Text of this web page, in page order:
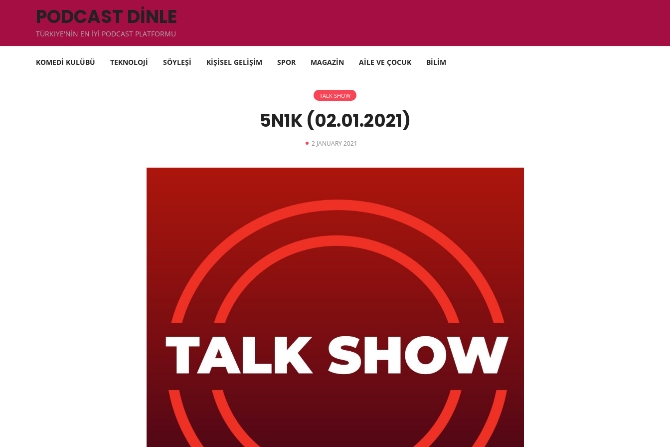
PODCAST DİNLE
TÜRKIYE'NİN EN İYİ PODCAST PLATFORMU
KOMEDİ KULÜBÜ TEKNOLOJİ SÖYLEŞİ KİŞİSEL GELİŞİM SPOR MAGAZİN AİLE VE ÇOCUK BİLİM
TALK SHOW
5N1K (02.01.2021)
2 JANUARY 2021